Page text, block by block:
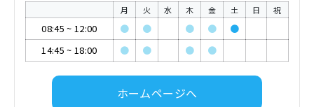
月 火 水 木 金 土 日 祝
08:45 ~ 12:00 ● ● ● ●
●
14:45 ~ 18:00 ● ● ● ●
ホームページへ